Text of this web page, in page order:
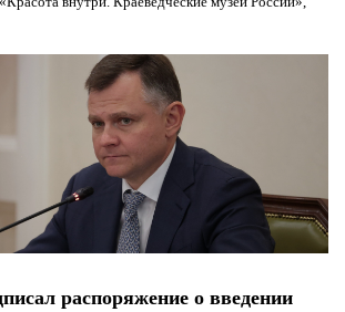
распоряжение о введении